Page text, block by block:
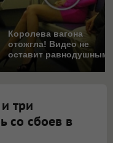
Королева вагона
отожгла! Видео не
оставит равнодушным
три
со сбоев в